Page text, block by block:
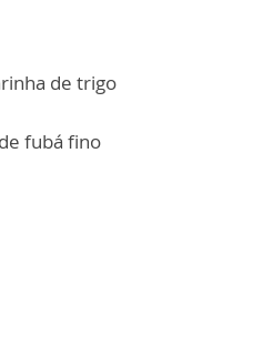
de trigo
fubá fino